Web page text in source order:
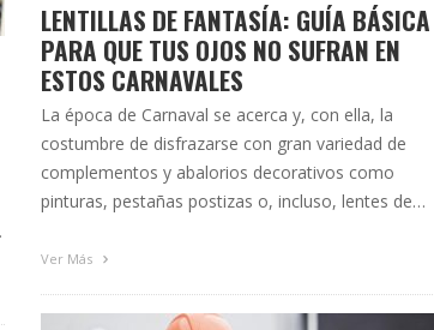
LENTILLAS DE FANTASÍA: GUÍA BÁSICA
PARA QUE TUS OJOS NO SUFRAN EN
ESTOS CARNAVALES
La época de Carnaval se acerca y, con ella, la
costumbre de disfrazarse con gran variedad de
complementos y abalorios decorativos como
pinturas, pestañas postizas o, incluso, lentes de
acabar convirtiéndose en un verdadero dilema si no
Durante estos últimos años, …
Ver Más